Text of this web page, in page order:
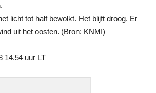
licht tot half bewolkt. Het blijft droog. Er
uit het oosten. (Bron: KNMI)
14.54 uur LT